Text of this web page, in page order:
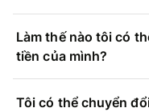
Làm thế nào tôi có
tiền của mình?
Tôi có thể chuyển